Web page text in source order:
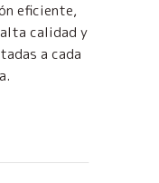
eficiente,
calidad y
a cada